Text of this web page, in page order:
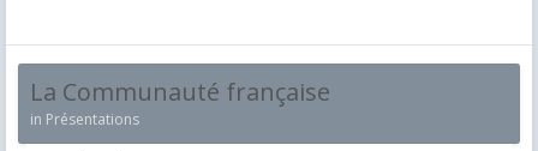
La Communauté française
in Présentations